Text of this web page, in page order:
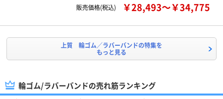
販売価格(税込)
￥28,493～￥34,775
上質 輪ゴム／ラバーバンドの特集を
もっと見る
輪ゴム/ラバーバンドの売れ筋ランキング